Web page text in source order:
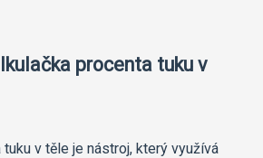
procenta tuku v
v těle je nástroj, který využívá